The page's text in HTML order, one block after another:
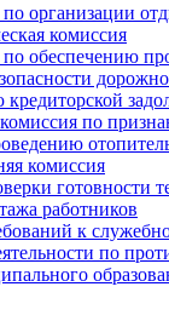
организации
комиссия
обеспечению
комиссия по
комиссия
готовности
работников
к
по